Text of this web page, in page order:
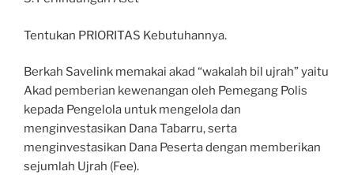
Tentukan PRIORITAS Kebutuhannya.
Berkah Savelink memakai akad “wakalah bil ujrah” yaitu
Akad pemberian kewenangan oleh Pemegang Polis
kepada Pengelola untuk mengelola dan
menginvestasikan Dana Tabarru, serta
menginvestasikan Dana Peserta dengan memberikan
sejumlah Ujrah (Fee).